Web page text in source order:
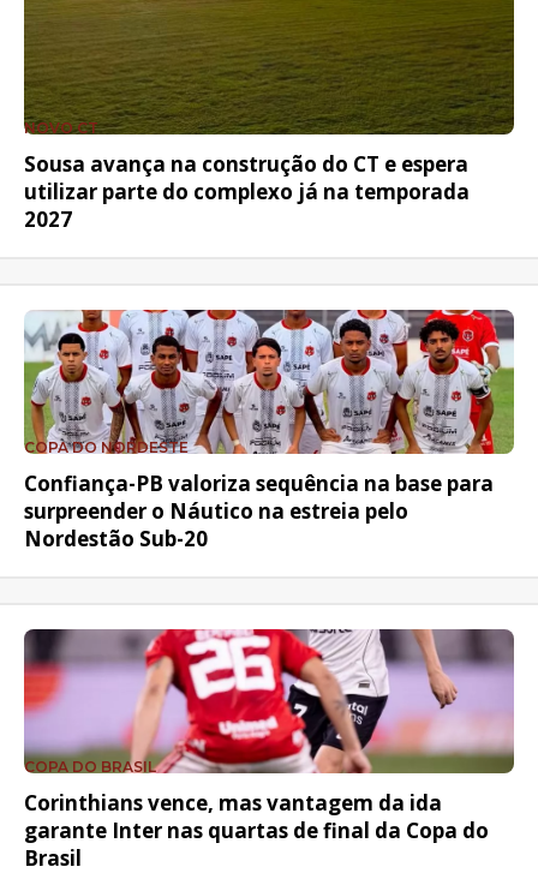
NOVO CT
Sousa avança na construção do CT e espera
utilizar parte do complexo já na temporada
2027
COPA DO NORDESTE
Confiança-PB valoriza sequência na base para
surpreender o Náutico na estreia pelo
Nordestão Sub-20
COPA DO BRASIL
Corinthians vence, mas vantagem da ida
garante Inter nas quartas de final da Copa do
Brasil